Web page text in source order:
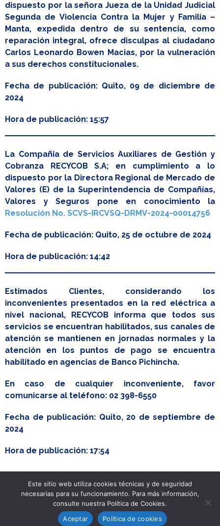
dispuesto por la señora Jueza de la Unidad Judicial
Segunda de Violencia Contra la Mujer y Familia –
Manta, expedida dentro de su sentencia, como
reparación integral, ofrece disculpas al ciudadano
Carlos Leonardo Bowen Macias, por la vulneración
a sus derechos constitucionales.
Fecha de publicación: Quito, 09 de diciembre de
2024
Hora de publicación: 15:57
La Compañia de Servicios Auxiliares de Gestión y
Cobranza RECYCOB S.A; en cumplimiento a lo
dispuesto por la Directora Regional de Mercado de
Valores (E) de la Superintendencia de Compañías,
Valores y Seguros pone en conocimiento la
Resolución No. SCVS-IRCVSQ-DRMV-2024-00014756
Fecha de publicación: Quito, 25 de octubre de 2024
Hora de publicación: 14:42
Estimados Clientes, considerando los
inconvenientes presentados en la red eléctrica a
nivel nacional, RECYCOB informa que todos sus
servicios se encuentran habilitados, sus canales de
atención se mantienen en jornadas normales y la
atención en los puntos de pago se encuentra
habilitado en agencias de Banco Pichincha.
En caso de cualquier inconveniente, favor
comunicarse al teléfono: 02 398-6550
Fecha de publicación: Quito, 20 de septiembre de
2024
Hora de publicación: 17:54
Desarrollado porThink Up Themes Ltd. Creado con WordPress.
Este sitio web utiliza cookies técnicas y de seguridad
necesarias para su funcionamiento. Para más información,
consulte nuestra Política de Cookies.
Aceptar
Política de cookies